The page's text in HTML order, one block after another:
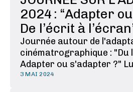
2024 : “Adapter
De l’écrit à
Journée autour de
cinématrographique : "Du
Adapter ou s'adapter ?"
2024 au CNC. Table ronde
3 MAI 2024